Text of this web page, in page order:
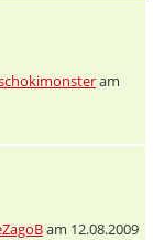
am
am 12.08.2009